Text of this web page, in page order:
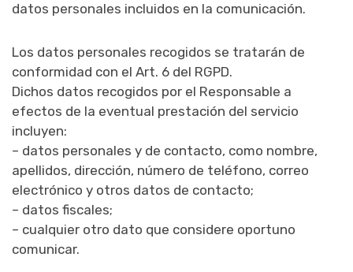
datos personales incluidos en la comunicación.
Los datos personales recogidos se tratarán de
conformidad con el Art. 6 del RGPD.
Dichos datos recogidos por el Responsable a
efectos de la eventual prestación del servicio
incluyen:
– datos personales y de contacto, como nombre,
apellidos, dirección, número de teléfono, correo
electrónico y otros datos de contacto;
– datos fiscales;
– cualquier otro dato que considere oportuno
comunicar.